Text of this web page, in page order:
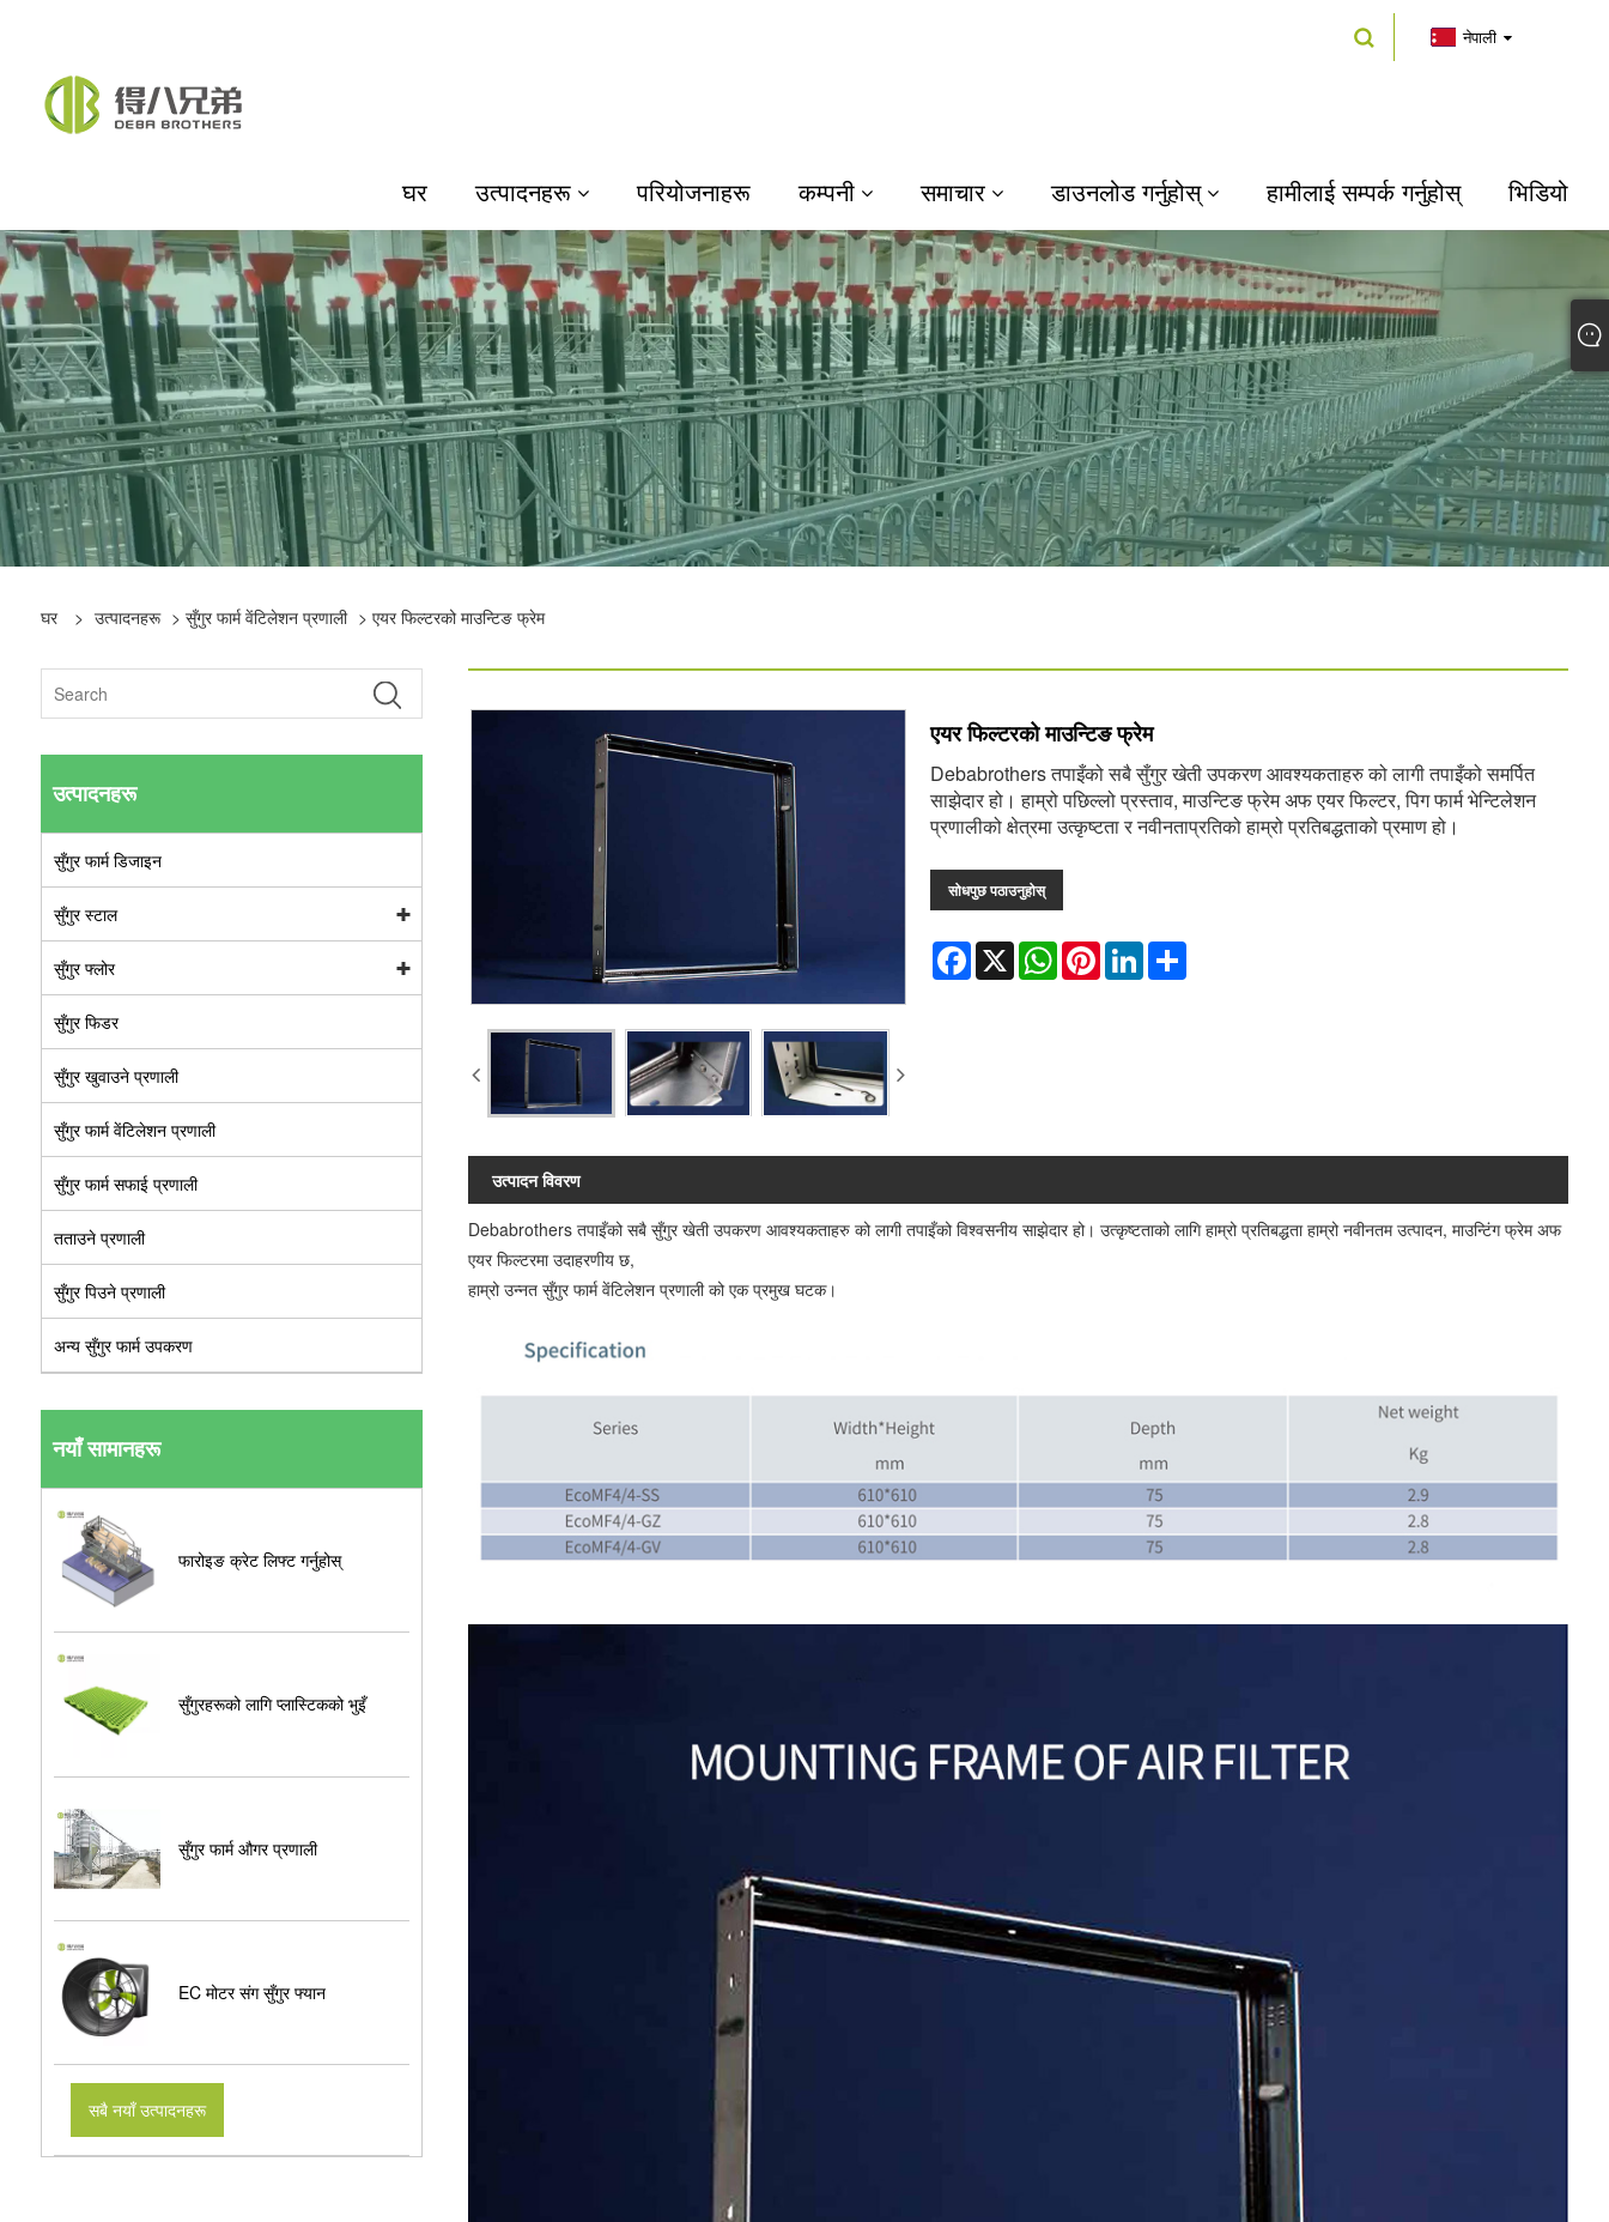
नेपाली
घर उत्पादनहरू परियोजनाहरू कम्पनी समाचार डाउनलोड गर्नुहोस् हामीलाई सम्पर्क गर्नुहोस् भिडियो
घर > उत्पादनहरू > सुँगुर फार्म वेंटिलेशन प्रणाली > एयर फिल्टरको माउन्टिङ फ्रेम
उत्पादनहरू
सुँगुर फार्म डिजाइन
सुँगुर स्टाल
सुँगुर फ्लोर
सुँगुर फिडर
सुँगुर खुवाउने प्रणाली
सुँगुर फार्म वेंटिलेशन प्रणाली
सुँगुर फार्म सफाई प्रणाली
तताउने प्रणाली
सुँगुर पिउने प्रणाली
अन्य सुँगुर फार्म उपकरण
नयाँ सामानहरू
फारोइङ क्रेट लिफ्ट गर्नुहोस्
सुँगुरहरूको लागि प्लास्टिकको भुइँ
सुँगुर फार्म औगर प्रणाली
EC मोटर संग सुँगुर फ्यान
सबै नयाँ उत्पादनहरू
एयर फिल्टरको माउन्टिङ फ्रेम
Debabrothers तपाइँको सबै सुँगुर खेती उपकरण आवश्यकताहरु को लागी तपाइँको समर्पित
साझेदार हो। हाम्रो पछिल्लो प्रस्ताव, माउन्टिङ फ्रेम अफ एयर फिल्टर, पिग फार्म भेन्टिलेशन
प्रणालीको क्षेत्रमा उत्कृष्टता र नवीनताप्रतिको हाम्रो प्रतिबद्धताको प्रमाण हो।
सोधपुछ पठाउनुहोस्
Facebook
X WhatsAppPinterestLinkedIn
उत्पादन विवरण
Debabrothers तपाइँको सबै सुँगुर खेती उपकरण आवश्यकताहरु को लागी तपाइँको विश्वसनीय साझेदार हो। उत्कृष्टताको लागि हाम्रो प्रतिबद्धता हाम्रो नवीनतम उत्पादन, माउन्टिंग फ्रेम अफ
एयर फिल्टरमा उदाहरणीय छ,
हाम्रो उन्नत सुँगुर फार्म वेंटिलेशन प्रणाली को एक प्रमुख घटक।